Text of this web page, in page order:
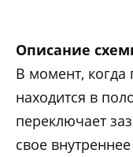
Описание
В момент, когда
находится в
переключает
свое